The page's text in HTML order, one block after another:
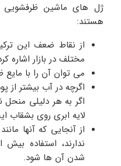
ژل های ماشین ظرفشویی
هستند:
از نقاط ضعف این
مختلف در بازار اشاره
می توان آن را با
اگرچه در آب بیشتر
اگر به هر دلیلی
لایه ابری روی بشقاب
از آنجایی که آنها
ندارند، استفاده
شدن آن ها شود.